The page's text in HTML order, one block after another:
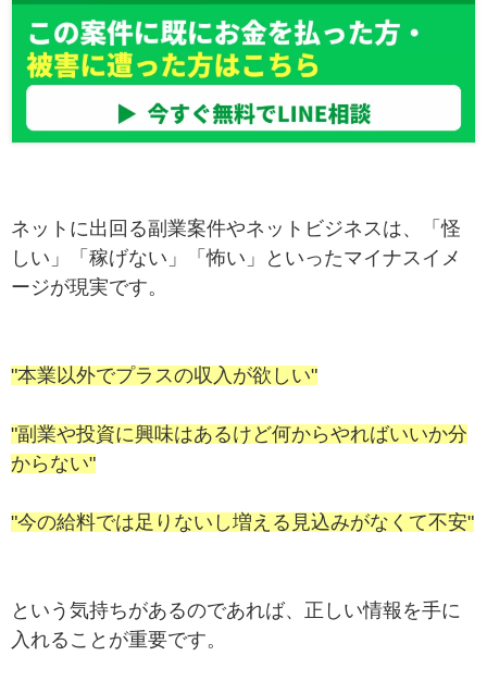
ネットに出回る副業案件やネットビジネスは、「怪
しい」「稼げない」「怖い」といったマイナスイメ
ージが現実です。
"本業以外でプラスの収入が欲しい"
"副業や投資に興味はあるけど何からやればいいか分
からない"
"今の給料では足りないし増える見込みがなくて不安"
という気持ちがあるのであれば、正しい情報を手に
入れることが重要です。